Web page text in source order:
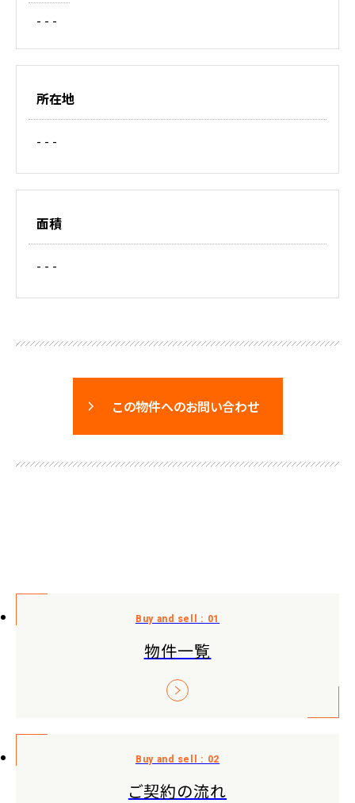
- - -
所在地
- - -
面積
- - -
この物件へのお問い合わせ
物件一覧
ご契約の流れ